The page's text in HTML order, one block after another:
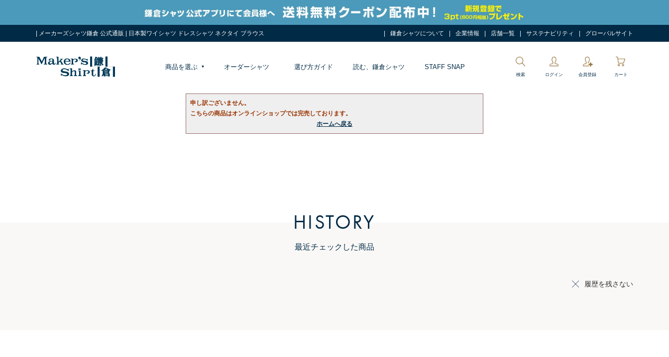
| メーカーズシャツ鎌倉 公式通販 | 日本製ワイシャツ ドレスシャツ ネクタイ ブラウス 鎌倉シャツについて 企業情報 店舗一覧 サステナビリティ グローバルサイト
商品を選ぶ オーダーシャツ 選び方ガイド 読む、鎌倉シャツ STAFF SNAP
検索 ログイン 会員登録 カート
申し訳ございません。
こちらの商品はオンラインショップでは完売しております。
ホームへ戻る
HISTORY
最近チェックした商品
履歴を残さない